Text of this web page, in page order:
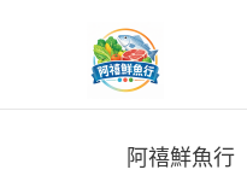
阿禧鮮魚行
阿禧鮮魚行